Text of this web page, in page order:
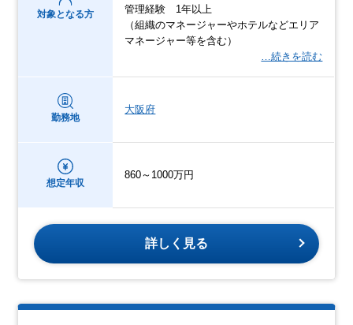
対象となる方
管理経験 1年以上
（組織のマネージャーやホテルなどエリア
マネージャー等を含む）
…続きを読む
勤務地
大阪府
想定年収
860～1000万円
詳しく見る